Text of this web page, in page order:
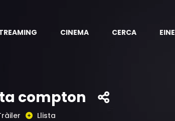
CINEMA CERCA
compton
Llista